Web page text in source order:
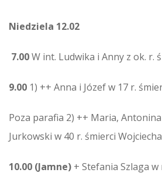
Niedziela 12.02
7.00W int. Ludwika i Anny z ok. r.
9.00 1) ++ Anna i Józef w 17 r.
Poza parafia 2) ++ Maria,
Jurkowski w 40 r. śmierci Wojciecha
10.00 (Jamne) + Stefania Szlaga w